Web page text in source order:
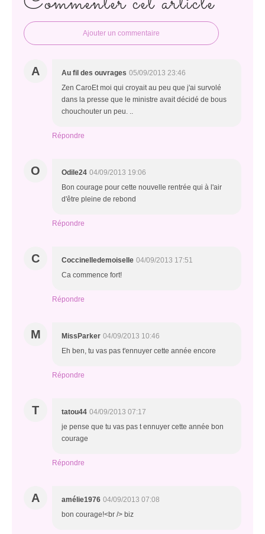
Ajouter un commentaire
A Au fil des ouvrages 05/09/2013 23:46
Zen CaroEt moi qui croyait au peu que j'ai survolé
dans la presse que le ministre avait décidé de bous
chouchouter un peu. ..
Répondre
O Odile24 04/09/2013 19:06
Bon courage pour cette nouvelle rentrée qui à l'air
d'être pleine de rebond
Répondre
C Coccinelledemoiselle 04/09/2013 17:51
Ca commence fort!
Répondre
M MissParker 04/09/2013 10:46
Eh ben, tu vas pas t'ennuyer cette année encore
Répondre
T tatou44 04/09/2013 07:17
je pense que tu vas pas t ennuyer cette année bon
courage
Répondre
A amélie1976 04/09/2013 07:08
bon courage!<br /> biz